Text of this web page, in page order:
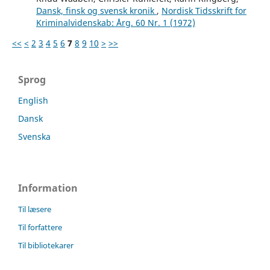
Dansk, finsk og svensk kronik , Nordisk Tidsskrift for
Kriminalvidenskab: Årg. 60 Nr. 1 (1972)
<< < 2 3 4 5 6 7 8 9 10 > >>
Sprog
English
Dansk
Svenska
Information
Til læsere
Til forfattere
Til bibliotekarer